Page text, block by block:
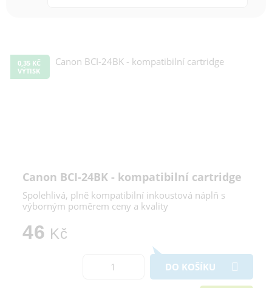
0,35 KČ
VÝTISK
Canon BCI-24BK - kompatibilní cartridge
Spolehlivá, plně kompatibilní inkoustová náplň s
výborným poměrem ceny a kvality
46 Kč
DO KOŠÍKU